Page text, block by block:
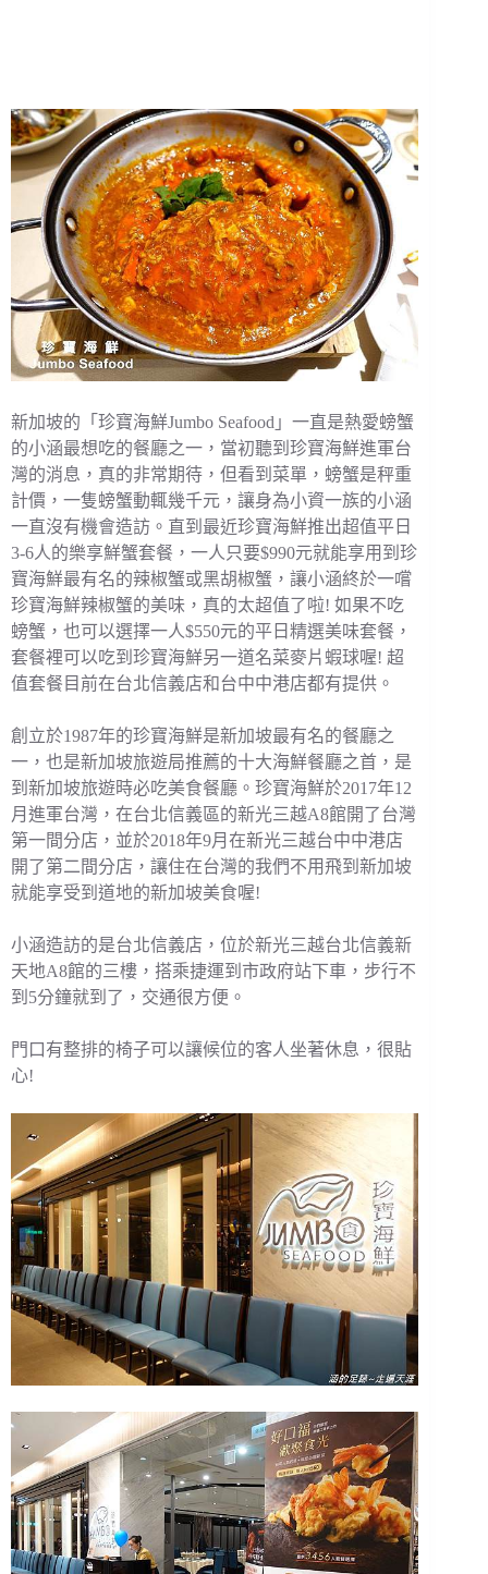
新加坡的「珍寶海鮮Jumbo Seafood」一直是熱愛螃蟹
的小涵最想吃的餐廳之一，當初聽到珍寶海鮮進軍台
灣的消息，真的非常期待，但看到菜單，螃蟹是秤重
計價，一隻螃蟹動輒幾千元，讓身為小資一族的小涵
一直沒有機會造訪。直到最近珍寶海鮮推出超值平日
3-6人的樂享鮮蟹套餐，一人只要$990元就能享用到珍
寶海鮮最有名的辣椒蟹或黑胡椒蟹，讓小涵終於一嚐
珍寶海鮮辣椒蟹的美味，真的太超值了啦! 如果不吃
螃蟹，也可以選擇一人$550元的平日精選美味套餐，
套餐裡可以吃到珍寶海鮮另一道名菜麥片蝦球喔! 超
值套餐目前在台北信義店和台中中港店都有提供。
創立於1987年的珍寶海鮮是新加坡最有名的餐廳之
一，也是新加坡旅遊局推薦的十大海鮮餐廳之首，是
到新加坡旅遊時必吃美食餐廳。珍寶海鮮於2017年12
月進軍台灣，在台北信義區的新光三越A8館開了台灣
第一間分店，並於2018年9月在新光三越台中中港店
開了第二間分店，讓住在台灣的我們不用飛到新加坡
就能享受到道地的新加坡美食喔!
小涵造訪的是台北信義店，位於新光三越台北信義新
天地A8館的三樓，搭乘捷運到市政府站下車，步行不
到5分鐘就到了，交通很方便。
門口有整排的椅子可以讓候位的客人坐著休息，很貼
心!